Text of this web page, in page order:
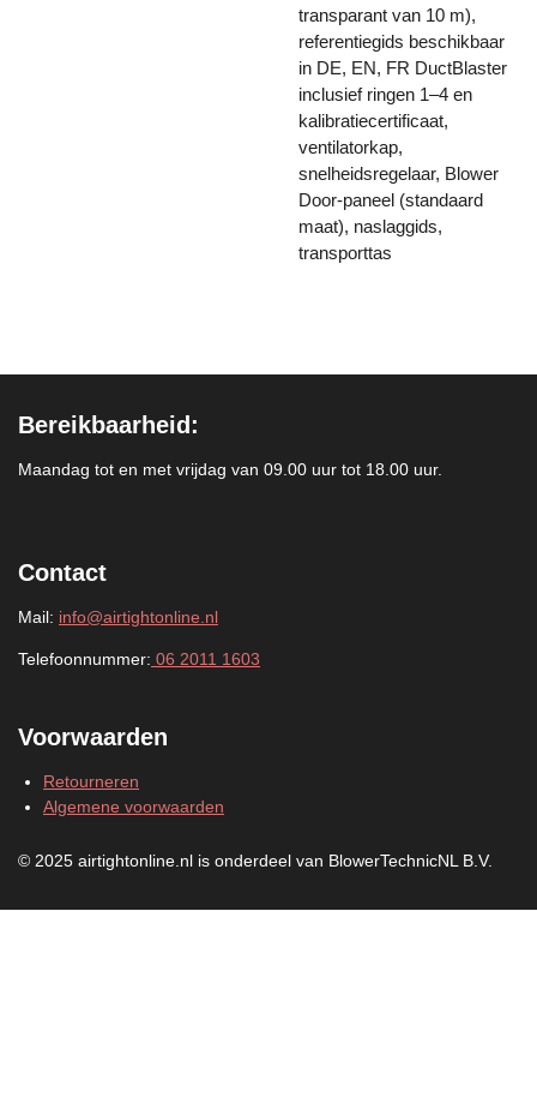
transparant van 10 m),
referentiegids beschikbaar
in DE, EN, FR DuctBlaster
inclusief ringen 1–4 en
kalibratiecertificaat,
ventilatorkap,
snelheidsregelaar, Blower
Door-paneel (standaard
maat), naslaggids,
transporttas
Bereikbaarheid:
Maandag tot en met vrijdag van 09.00 uur tot 18.00 uur.
Contact
Mail: info@airtightonline.nl
Telefoonnummer: 06 2011 1603
Voorwaarden
Retourneren
Algemene voorwaarden
© 2025 airtightonline.nl is onderdeel van BlowerTechnicNL B.V.